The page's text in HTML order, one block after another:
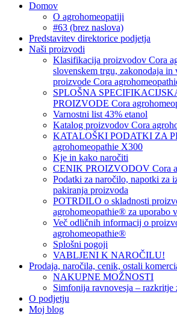
Domov
O agrohomeopatiji
#63 (brez naslova)
Predstavitev direktorice podjetja
Naši proizvodi
Klasifikacija proizvodov Cora
slovenskem trgu, zakonodaja in
proizvode Cora
SPLOŠNA
PROIZVODE Cora
Varnostni list 43% etanol
Katalog proizvodov Cora
KATALOŠKI PODATKI ZA
agrohomeopathie X300
Kje in kako naročiti
CENIK PROIZVODOV Cora
Podatki za naročilo, napotki za
pakiranja proizvoda
POTRDILO o skladnosti
agrohomeopathie® za uporabo
Več odličnih informacij o
agrohomeopathie®
Splošni pogoji
VABLJENI K NAROČILU!
Prodaja, naročila, cenik, ostali
NAKUPNE MOŽNOSTI
Simfonija ravnovesja – razkritje
O podjetju
Moj blog